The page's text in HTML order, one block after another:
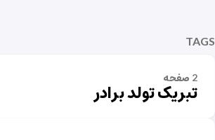
TAGS
2 صفحه
تبریک تولد برادر